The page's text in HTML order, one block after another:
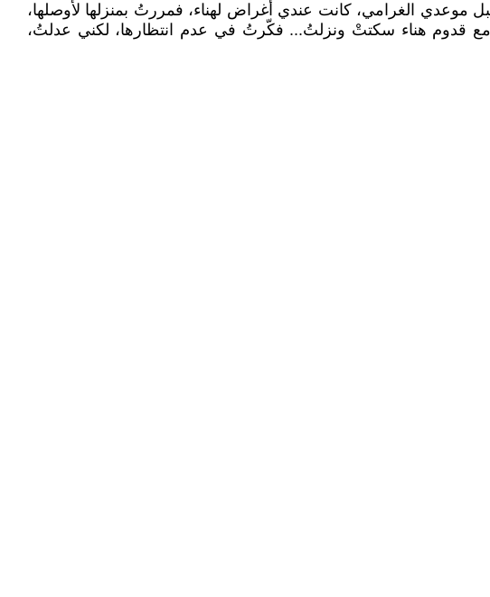
الغرامي، كانت عندي أغراض لهناء، فمررتُ بمنزلها لأوصلها،
ومع قدوم هناء سكتتْ ونزلتُ... فكّرتُ في عدم انتظارها، لكني عدلتُ،